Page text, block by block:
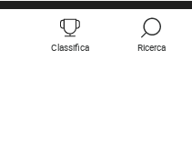
Classifica Ricerca